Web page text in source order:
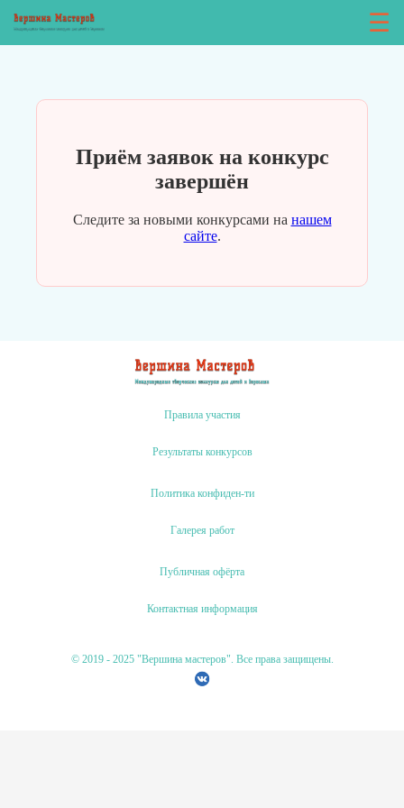
☰
Приём заявок на конкурс
завершён
Следите за новыми конкурсами на нашем
сайте.
Правила участия
Результаты конкурсов
Политика конфиден-ти
Галерея работ
Публичная офёрта
Контактная информация
© 2019 - 2025 "Вершина мастеров". Все права защищены.